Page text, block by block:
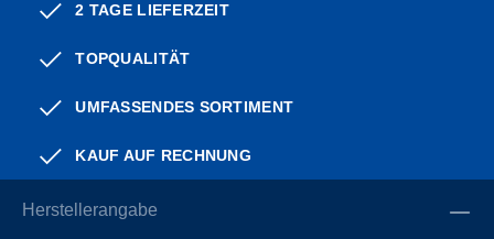
2 TAGE LIEFERZEIT
TOPQUALITÄT
UMFASSENDES SORTIMENT
KAUF AUF RECHNUNG
Herstellerangabe